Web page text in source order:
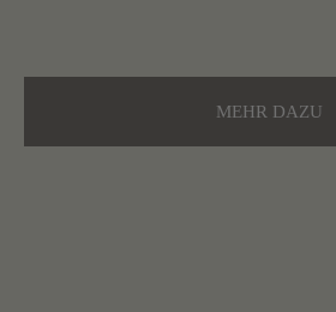
MEHR DAZU